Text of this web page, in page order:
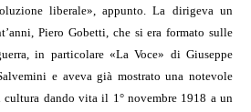
liberale», appunto. La dirigeva un
Piero Gobetti, che si era formato sulle
in particolare «La Voce» di Giuseppe
e aveva già mostrato una notevole
cultura dando vita il 1° novembre 1918 a un